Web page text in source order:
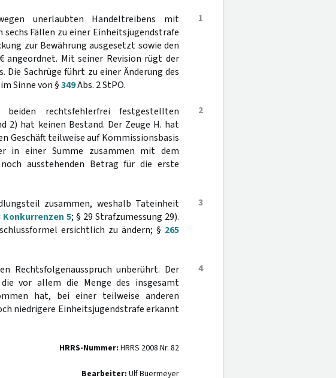
1
unerlaubten Handeltreibens mit
Fällen zu einer Einheitsjugendstrafe
zur Bewährung ausgesetzt sowie den
angeordnet. Mit seiner Revision rügt der
Sachrüge führt zu einer Änderung des
Sinne von §349Abs. 2 StPO.
2
rechtsfehlerfrei festgestellten
2) hat keinen Bestand. Der Zeuge H. hat
Geschäft teilweise auf Kommissionsbasis
in einer Summe zusammen mit dem
ausstehenden Betrag für die erste
3
zusammen, weshalb Tateinheit
Konkurrenzen 5; § 29 Strafzumessung 29).
ersichtlich zu ändern; § 265
4
Rechtsfolgenausspruch unberührt. Der
vor allem die Menge des insgesamt
hat, bei einer teilweise anderen
niedrigere Einheitsjugendstrafe erkannt
HRRS-Nummer: HRRS 2008 Nr. 82
Bearbeiter: Ulf Buermeyer